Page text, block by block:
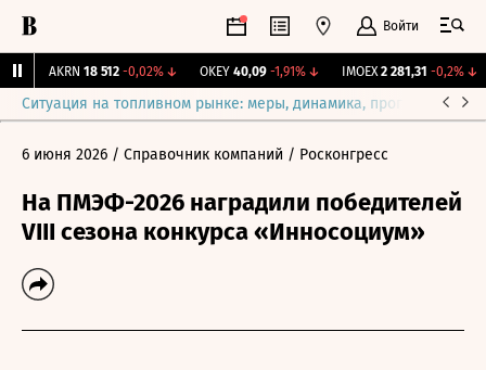
Войти
AKRN 18 512 -0,02%↓ OKEY 40,09 -1,91% ↓ IMOEX 2 281,31 -0,2%↓
Ситуация на топливном рынке: меры, динамика, прогнозы
6 июня 2026 / Справочник компаний / Росконгресс
На ПМЭФ-2026 наградили победителей
VIII сезона конкурса «Инносоциум»